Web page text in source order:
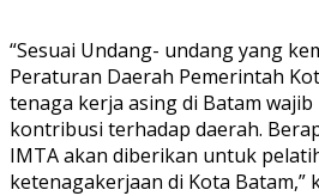
“Sesuai Undang- undang yang
Peraturan Daerah Pemerintah
tenaga kerja asing di Batam
kontribusi terhadap daerah.
IMTA akan diberikan untuk
ketenagakerjaan di Kota Batam,”